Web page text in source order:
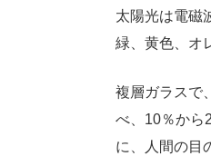
太陽光は電磁
緑、黄色、オ
複層ガラスで
べ、10％から
に、人間の目